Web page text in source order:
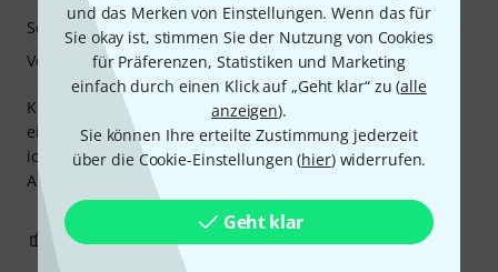
und das Merken von Einstellungen. Wenn das für
Sie okay ist, stimmen Sie der Nutzung von Cookies
für Präferenzen, Statistiken und Marketing
einfach durch einen Klick auf „Geht klar“ zu (alle
anzeigen).
Sie können Ihre erteilte Zustimmung jederzeit
über die Cookie-Einstellungen (hier) widerrufen.
Geht klar
Klanglich sind die Claves nicht allzu laut - das ist aber für
ein Kinderinstrument recht sinnvoll. Eltern wissen von was
ich rede...
Auch nach fleißigem Nagen löst sich der Lack nicht.
Sound
Verarbeitung